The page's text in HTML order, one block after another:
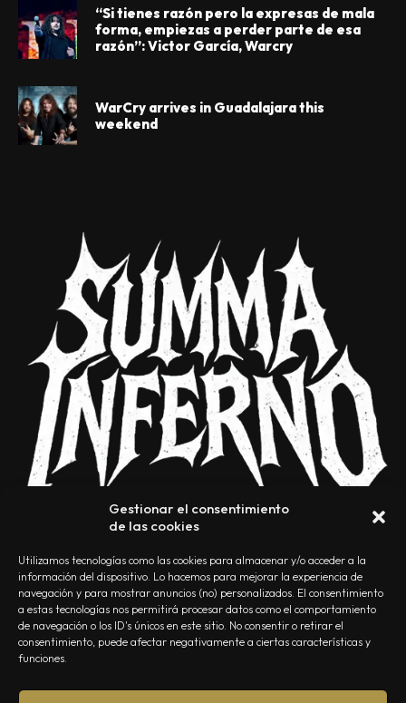
Gestionar el consentimiento
de las cookies
Utilizamos tecnologías como las cookies para almacenar y/o acceder a la
información del dispositivo. Lo hacemos para mejorar la experiencia de
navegación y para mostrar anuncios (no) personalizados. El consentimiento
a estas tecnologías nos permitirá procesar datos como el comportamiento
de navegación o los ID's únicos en este sitio. No consentir o retirar el
consentimiento, puede afectar negativamente a ciertas características y
funciones.
“Si tienes razón pero la expresas de mala
forma, empiezas a perder parte de esa
razón”: Victor García, Warcry
WarCry arrives in Guadalajara this
weekend
NOSOTROS CONTACTO EDITORIAL POLÍTICA DE PRIVACIDAD